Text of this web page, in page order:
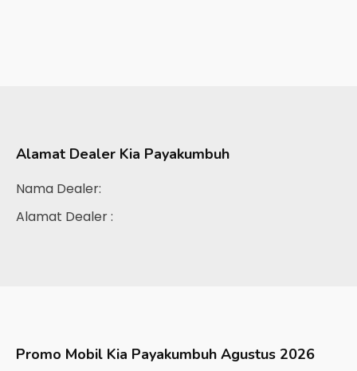
Alamat Dealer Kia Payakumbuh
Nama Dealer:
Alamat Dealer :
Promo Mobil Kia Payakumbuh Agustus 2026